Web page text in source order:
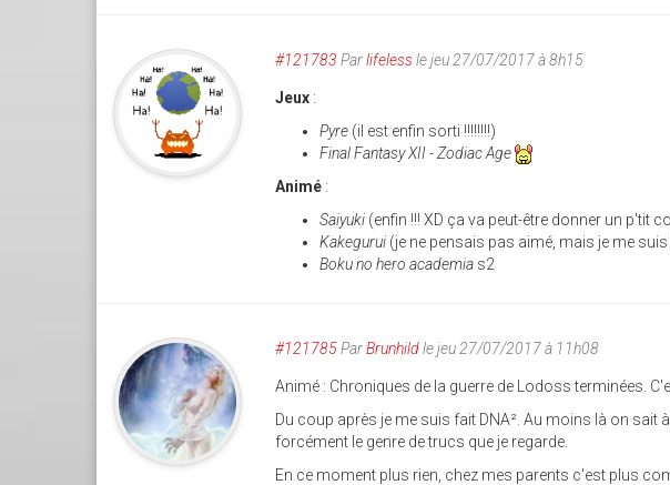
#121783 Parlifelessle jeu 27/07/2017 à 8h15
Jeux :
Pyre (il est enfin sorti !!!!!!!!)
Final Fantasy XII - Zodiac Age
Animé :
Saiyuki (enfin !!! XD ça va peut-être donner un p'tit
Kakegurui (je ne pensais pas aimé, mais je me
Boku no hero academia s2
#121785ParBrunhildle jeu 27/07/2017 à 11h08
Animé : Chroniques de la guerre de Lodoss terminées.
Du coup après je me suis fait DNA². Au moins là on sait
forcément le genre de trucs que je regarde.
En ce moment plus rien, chez mes parents c'est plus